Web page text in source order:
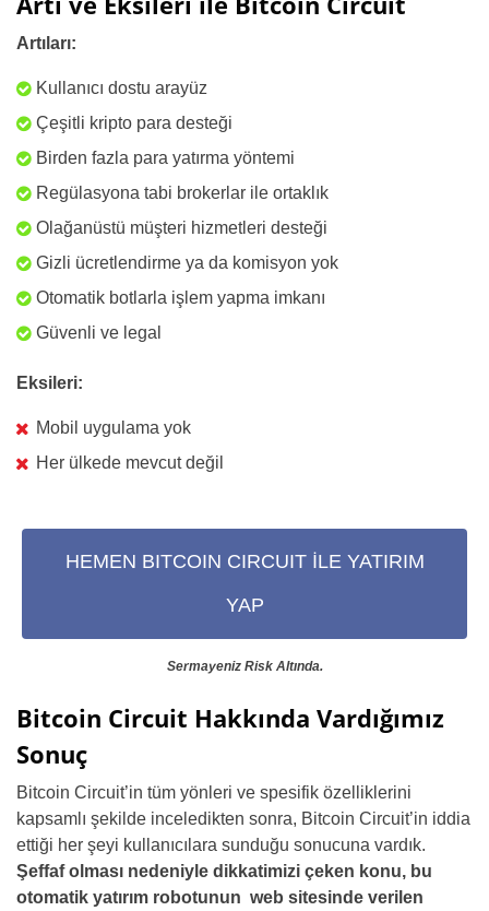
Artıları:
Kullanıcı dostu arayüz
Çeşitli kripto para desteği
Birden fazla para yatırma yöntemi
Regülasyona tabi brokerlar ile ortaklık
Olağanüstü müşteri hizmetleri desteği
Gizli ücretlendirme ya da komisyon yok
Otomatik botlarla işlem yapma imkanı
Güvenli ve legal
Eksileri:
Mobil uygulama yok
Her ülkede mevcut değil
HEMEN BITCOIN CIRCUIT İLE YATIRIM
YAP
Sermayeniz Risk Altında.
Bitcoin Circuit Hakkında Vardığımız
Sonuç
Bitcoin Circuit’in tüm yönleri ve spesifik özelliklerini
kapsamlı şekilde inceledikten sonra, Bitcoin Circuit’in iddia
ettiği her şeyi kullanıcılara sunduğu sonucuna vardık.
Şeffaf olması nedeniyle dikkatimizi çeken konu, bu
otomatik yatırım robotunun web sitesinde verilen